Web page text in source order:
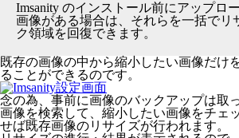
Imsanity のインストール前にアップロ
画像がある場合は、それらを一括でリ
ク領域を回復できます。
既存の画像の中から縮小したい画像だけ
ることができるのです。
念の為、事前に画像のバックアップは取
画像を検索して、縮小したい画像をチェ
せば既存画像のリサイズが行われます。